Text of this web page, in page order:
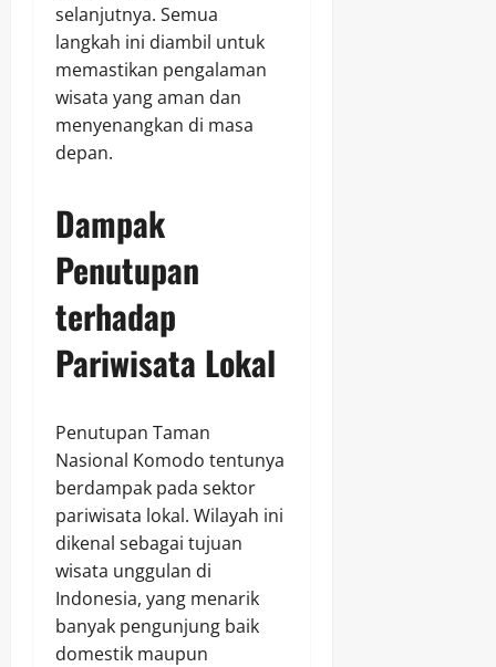
selanjutnya. Semua
langkah ini diambil untuk
memastikan pengalaman
wisata yang aman dan
menyenangkan di masa
depan.
Dampak
Penutupan
terhadap
Pariwisata Lokal
Penutupan Taman
Nasional Komodo tentunya
berdampak pada sektor
pariwisata lokal. Wilayah ini
dikenal sebagai tujuan
wisata unggulan di
Indonesia, yang menarik
banyak pengunjung baik
domestik maupun